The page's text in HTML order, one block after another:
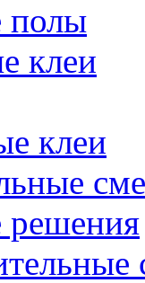
полы
клеи
клеи
решения